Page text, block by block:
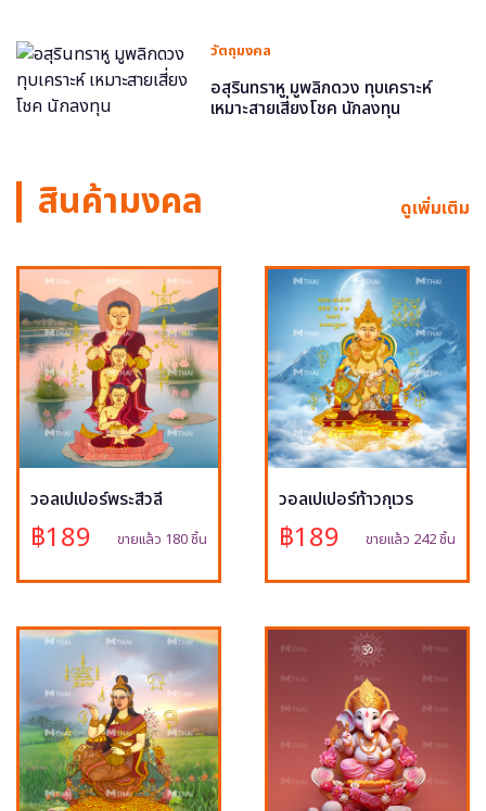
วัตถุมงคล
อสุรินทราหู มูพลิกดวง ทุบเคราะห์
เหมาะสายเสี่ยงโชค นักลงทุน
สินค้ามงคล ดูเพิ่มเติม
วอลเปเปอร์พระสีวลี
฿189 ขายแล้ว 180 ชิ้น
วอลเปเปอร์ท้าวกุเวร
฿189 ขายแล้ว 242 ชิ้น